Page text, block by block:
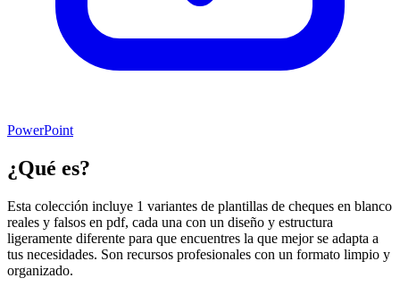
PowerPoint
¿Qué es?
Esta colección incluye 1 variantes de plantillas de cheques en blanco
reales y falsos en pdf, cada una con un diseño y estructura
ligeramente diferente para que encuentres la que mejor se adapta a
tus necesidades. Son recursos profesionales con un formato limpio y
organizado.